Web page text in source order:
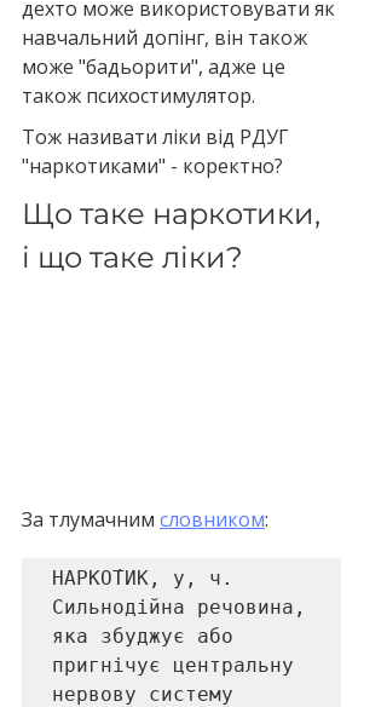
дехто може використовувати як
навчальний допінг, він також
може "бадьорити", адже це
також психостимулятор.
Тож називати ліки від РДУГ
"наркотиками" - коректно?
Що таке наркотики,
і що таке ліки?
За тлумачним словником:
НАРКО́ТИК, у, ч.
Сильнодійна речовина,
яка збуджує або
пригнічує центральну
нервову систему